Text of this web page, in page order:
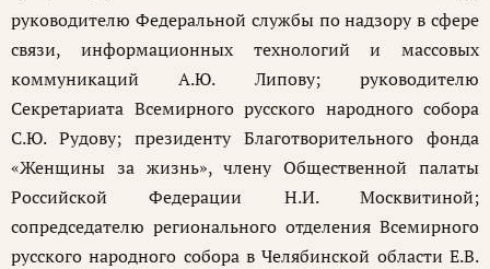
руководителю Федеральной службы по надзору в сфере
связи, информационных технологий и массовых
коммуникаций А.Ю. Липову; руководителю
Секретариата Всемирного русского народного собора
С.Ю. Рудову; президенту Благотворительного фонда
«Женщины за жизнь», члену Общественной палаты
Российской Федерации Н.И. Москвитиной;
сопредседателю регионального отделения Всемирного
русского народного собора в Челябинской области Е.В.